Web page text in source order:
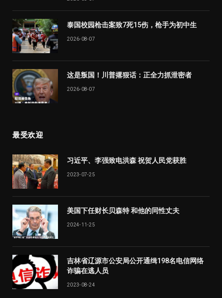
泰国校园枪击案致7死15伤，枪手为初中生
2026-08-07
这是叛国！川普撂狠话：正全力抓泄密者
2026-08-07
最受欢迎
习近平、李强致电洪森 祝贺人民党获胜
2023-07-25
美国下任财长贝森特 和他的同性丈夫
2024-11-25
吉林省辽源市公安局公开通缉198名电信网络
诈骗在逃人员
2023-08-24